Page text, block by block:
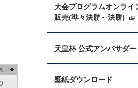
0
大会プログラムオンライ
販売(準々決勝～決勝)
天皇杯 公式アンバサダー
壁紙ダウンロード